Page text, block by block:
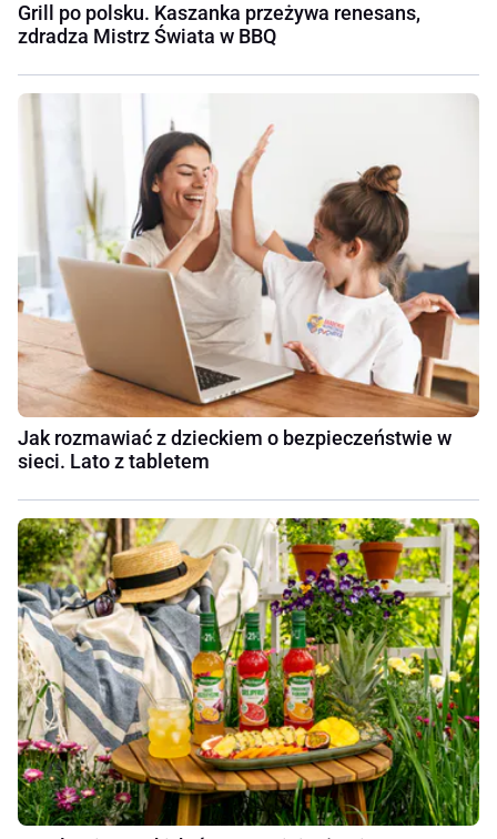
Grill po polsku. Kaszanka przeżywa renesans,
zdradza Mistrz Świata w BBQ
Jak rozmawiać z dzieckiem o bezpieczeństwie w
sieci. Lato z tabletem